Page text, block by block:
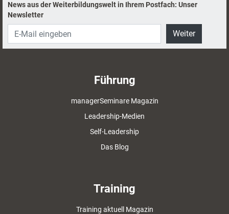
News aus der Weiterbildungswelt in Ihrem Postfach: Unser
Newsletter
Weiter
Führung
managerSeminare Magazin
Leadership-Medien
Self-Leadership
Das Blog
Training
Training aktuell Magazin